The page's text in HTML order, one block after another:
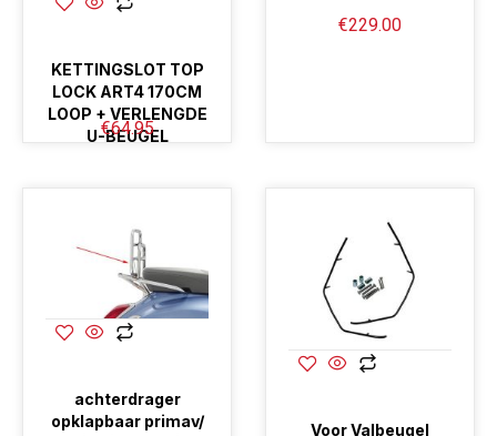
KETTINGSLOT TOP
LOCK ART4 170CM
LOOP + VERLENGDE
U-BEUGEL
€64.95
€229.00
achterdrager
opklapbaar primav/
Voor Valbeugel